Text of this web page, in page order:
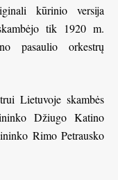
kūrinio versija
tik 1920 m.
pasaulio orkestrų
Lietuvoje skambės
Džiugo Katino
Rimo Petrausko